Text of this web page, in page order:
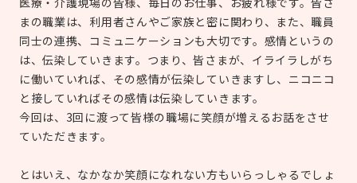
まの職業は、利用者さんやご家族と密に関わり、また、職員
同士の連携、コミュニケーションも大切です。感情というの
は、伝染していきます。つまり、皆さまが、イライラしがち
に働いていれば、その感情が伝染していきますし、ニコニコ
と接していればその感情は伝染していきます。
今回は、3回に渡って皆様の職場に笑顔が増えるお話をさせ
ていただきます。
とはいえ、なかなか笑顔になれない方もいらっしゃるでしょ